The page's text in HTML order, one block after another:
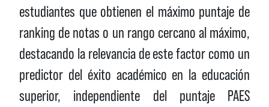
estudiantes que obtienen el máximo puntaje de
ranking de notas o un rango cercano al máximo,
destacando la relevancia de este factor como un
predictor del éxito académico en la educación
superior, independiente del puntaje PAES